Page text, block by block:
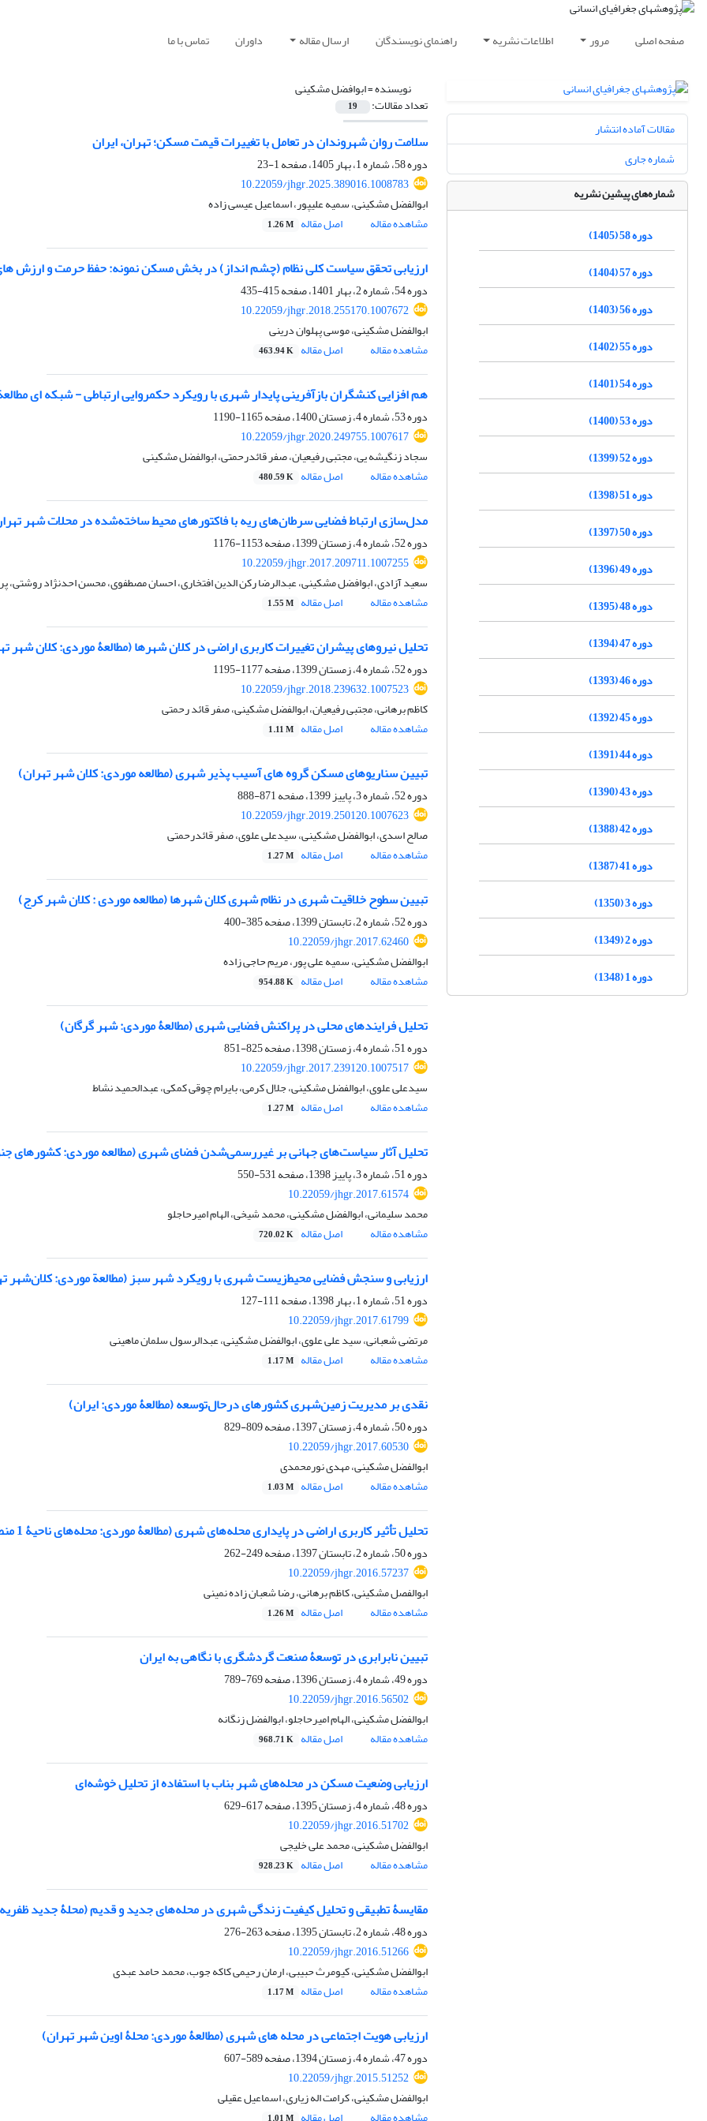
صفحه اصلی مرور اطلاعات نشریه راهنمای نویسندگان ارسال مقاله داوران تماس با ما
نویسنده =ابوافضل مشکینی
تعداد مقالات: 19
سلامت روان شهروندان در تعامل با تغییرات قیمت مسکن؛ تهران، ایران
دوره 58، شماره 1، بهار 1405، صفحه
1-23
10.22059/jhgr.2025.389016.1008783
ابوالفضل مشکینی، سمیه علیپور، اسماعیل عیسی زاده
مشاهده مقاله
اصل مقاله 1.26 M
ارزیابی تحقق سیاست کلی نظام (چشم ‏انداز) در بخش مسکن نمونه: حفظ حرمت و
دوره 54، شماره 2، بهار 1401، صفحه
415-435
10.22059/jhgr.2018.255170.1007672
ابوالفضل مشکینی، موسی پهلوان درینی
مشاهده مقاله
اصل مقاله 463.94 K
هم ‏افزایی کنشگران بازآفرینی پایدار شهری با رویکرد حکمروایی ارتباطی - شبکه ‏ای
دوره 53، شماره 4، زمستان 1400، صفحه
1165-1190
10.22059/jhgr.2020.249755.1007617
سجاد زنگیشه یی، مجتبی رفیعیان، صفر قائدرحمتی، ابوالفضل مشکینی
مشاهده مقاله
اصل مقاله 480.59 K
مدل‌‌سازی ارتباط فضایی سرطان‌‌های ریه با فاکتورهای محیط ساخته‌‌شده در محلات شهر
دوره 52، شماره 4، زمستان 1399، صفحه
1153-1176
10.22059/jhgr.2017.209711.1007255
سعید آزادی، ابوافضل مشکینی، عبدالرضا رکن الدین افتخاری، احسان مصطفوی، محسن احدنژاد روشتی،
مشاهده مقاله
اصل مقاله 1.55 M
تحلیل نیروهای پیشران تغییرات کاربری اراضی در کلان شهرها (مطالعۀ موردی: کلان شهر
دوره 52، شماره 4، زمستان 1399، صفحه
1177-1195
10.22059/jhgr.2018.239632.1007523
کاظم برهانی، مجتبی رفیعیان، ابوالفضل مشکینی، صفر قائد رحمتی
مشاهده مقاله
اصل مقاله 1.11 M
تبیین سناریوهای مسکن گروه های آسیب ‏پذیر شهری (مطالعه موردی: کلان‏ شهر تهران)
دوره 52، شماره 3، پاییز 1399، صفحه
871-888
10.22059/jhgr.2019.250120.1007623
صالح اسدی، ابوالفضل مشکینی، سیدعلی علوی، صفر قائدرحمتی
مشاهده مقاله
اصل مقاله 1.27 M
تبیین سطوح خلاقیت شهری در نظام شهری کلان شهرها (مطالعه موردی : کلان شهر کرج)
دوره 52، شماره 2، تابستان 1399، صفحه
385-400
10.22059/jhgr.2017.62460
ابوالفضل مشکینی، سمیه علی پور، مریم حاجی زاده
مشاهده مقاله
اصل مقاله 954.88 K
تحلیل فرایندهای محلی در پراکنش فضایی شهری (مطالعۀ موردی: شهر گرگان)
دوره 51، شماره 4، زمستان 1398، صفحه
825-851
10.22059/jhgr.2017.239120.1007517
سیدعلی علوی، ابوالفضل مشکینی، جلال کرمی، بایرام چوقی کمکی، عبدالحمید نشاط
مشاهده مقاله
اصل مقاله 1.27 M
تحلیل آثار سیاست‌های جهانی بر غیررسمی‌شدن فضای شهری (مطالعه موردی: کشورهای
دوره 51، شماره 3، پاییز 1398، صفحه
531-550
10.22059/jhgr.2017.61574
محمد سلیمانی، ابوالفضل مشکینی، محمد شیخی، الهام امیرحاجلو
مشاهده مقاله
اصل مقاله 720.02 K
ارزیابی و سنجش فضایی محیط‌زیست شهری با رویکرد شهر سبز (مطالعة موردی: کلان‌شهر
دوره 51، شماره 1، بهار 1398، صفحه
111-127
10.22059/jhgr.2017.61799
مرتضی شعبانی، سید علی علوی، ابوالفضل مشکینی، عبدالرسول سلمان ماهینی
مشاهده مقاله
اصل مقاله 1.17 M
نقدی بر مدیریت زمین‌شهری کشورهای درحال‌توسعه (مطالعۀ موردی: ایران)
دوره 50، شماره 4، زمستان 1397، صفحه
809-829
10.22059/jhgr.2017.60530
ابوالفضل مشکینی، مهدی نورمحمدی
مشاهده مقاله
اصل مقاله 1.03 M
تحلیل تأثیر کاربری اراضی در پایداری محله‌های شهری (مطالعۀ موردی: محله‌های ناحیۀ 1 منطقۀ 14 تهران)
دوره 50، شماره 2، تابستان 1397، صفحه
249-262
10.22059/jhgr.2016.57237
ابوالفصل مشکینی، کاظم برهانی، رضا شعبان زاده نمینی
مشاهده مقاله
اصل مقاله 1.26 M
تبیین نابرابری در توسعۀ صنعت گردشگری با نگاهی به ایران
دوره 49، شماره 4، زمستان 1396، صفحه
769-789
10.22059/jhgr.2016.56502
ابوالفضل مشکینی، الهام امیرحاجلو، ابوالفضل زنگانه
مشاهده مقاله
اصل مقاله 968.71 K
ارزیابی وضعیت مسکن در محله‌های شهر بناب با استفاده از تحلیل خوشه‌ای
دوره 48، شماره 4، زمستان 1395، صفحه
617-629
10.22059/jhgr.2016.51702
ابوالفضل مشکینی، محمد علی خلیجی
مشاهده مقاله
اصل مقاله 928.23 K
مقایسۀ تطبیقی و تحلیل کیفیت زندگی شهری در محله‌های جدید و قدیم (محلۀ جدید
دوره 48، شماره 2، تابستان 1395، صفحه
263-276
10.22059/jhgr.2016.51266
ابوالفضل مشکینی، کیومرث حبیبی، ارمان رحیمی کاکه جوب، محمد حامد عبدی
مشاهده مقاله
اصل مقاله 1.17 M
ارزیابی هویت اجتماعی در محله های شهری (مطالعۀ موردی: محلۀ اوین شهر تهران)
دوره 47، شماره 4، زمستان 1394، صفحه
589-607
10.22059/jhgr.2015.51252
ابوالفضل مشکینی، کرامت اله زیاری، اسماعیل عقیلی
مقالات آماده انتشار
شماره جاری
شماره‌های پیشین نشریه
دوره 58 (1405)
دوره 57 (1404)
دوره 56 (1403)
دوره 55 (1402)
دوره 54 (1401)
دوره 53 (1400)
دوره 52 (1399)
دوره 51 (1398)
دوره 50 (1397)
دوره 49 (1396)
دوره 48 (1395)
دوره 47 (1394)
دوره 46 (1393)
دوره 45 (1392)
دوره 44 (1391)
دوره 43 (1390)
دوره 42 (1388)
دوره 41 (1387)
دوره 3 (1350)
دوره 2 (1349)
دوره 1 (1348)